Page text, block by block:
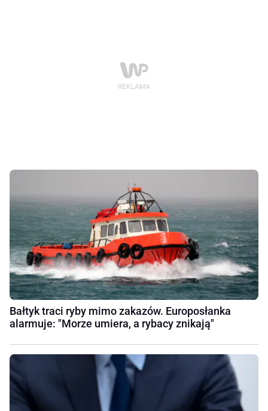
Bałtyk traci ryby mimo zakazów. Europosłanka
alarmuje: "Morze umiera, a rybacy znikają"